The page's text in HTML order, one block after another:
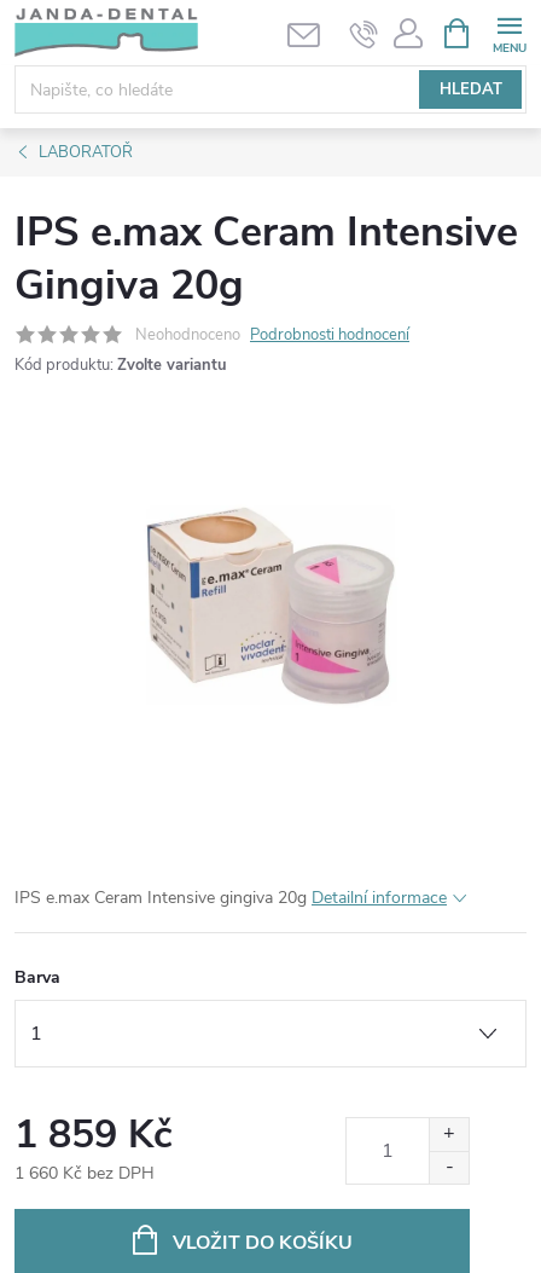
Přejít
obsah
HLEDAT
NÁKUPNÍ
KOŠÍK
LABORATOŘ
IPS e.max Ceram Intensive
Gingiva 20g
Neohodnoceno Podrobnosti hodnocení
Kód produktu: Zvolte variantu
IPS e.max Ceram Intensive gingiva 20g Detailní informace
Barva
1 859 Kč
1 660 Kč bez DPH
VLOŽIT DO KOŠÍKU